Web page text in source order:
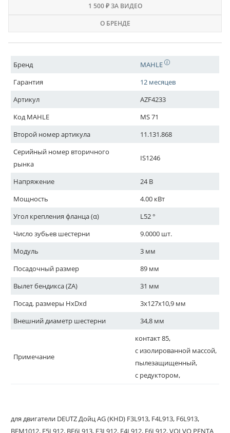
1 500 ₽ ЗА ВИДЕО
О БРЕНДЕ
Бренд
MAHLE
Гарантия
12 месяцев
Артикул
AZF4233
Код MAHLE
MS 71
Второй номер артикула
11.131.868
Серийный номер вторичного
рынка
IS1246
Напряжение
24 В
Мощность
4.00 кВт
Угол крепления фланца (α)
L52 °
Число зубьев шестерни
9.0000 шт.
Модуль
3 мм
Посадочный размер
89 мм
Вылет бендикса (ZA)
31 мм
Посад. размеры HxDxd
3x127x10,9 мм
Внешний диаметр шестерни
34,8 мм
Примечание
контакт 85,
с изолированной массой,
пылезащищенный,
с редуктором,
для двигатели DEUTZ Дойц AG (KHD) F3L913, F4L913, F6L913,
BFM1012, F5L912, BF6L913, F3L912, F4L912, F6L912, VOLVO PENTA